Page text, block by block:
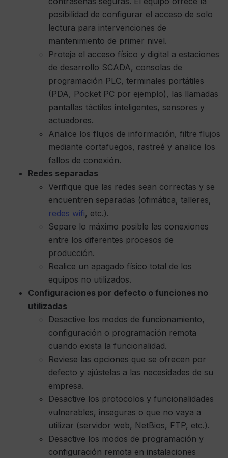
posibilidad de configurar el acceso de solo
lectura para intervenciones de
mantenimiento de primer nivel.
Proteja el acceso físico y digital a estaciones
de desarrollo SCADA, consolas de
programación PLC, terminales portátiles
(PDA, Pocket PC por ejemplo), las llamadas
pantallas táctiles inteligentes, sensores y
actuadores.
Analice los flujos de información, filtre flujos
mediante cortafuegos, rastreé y analice los
fallos de conexión.
Redes separadas
Verifique que las redes sean correctas y se
encuentren separadas (ofimática, talleres,
redes wifi, etc.).
Separe lo máximo posible las conexiones
entre los diferentes procesos de
producción.
Realice un apagado físico total de los
equipos no utilizados.
Configuraciones por defecto o funciones no
utilizadas
Desactive los modos de funcionamiento,
configuración o programación remota
cuando exista la funcionalidad.
Reviese las opciones que se ofrecen por
defecto y ajústelas a las necesidades de su
empresa.
Desactive los protocolos y funcionalidades
vulnerables, inseguras o que no vaya a
utilizar (servidor web, NetBios, FTP, etc.).
Desactive los modos de programación y
configuración remota en instalaciones